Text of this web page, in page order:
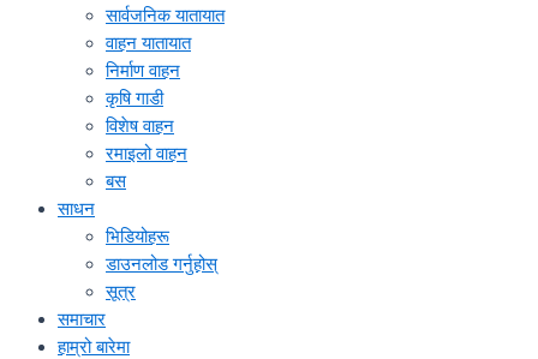
सार्वजनिक यातायात
वाहन यातायात
निर्माण वाहन
कृषि गाडी
विशेष वाहन
रमाइलो वाहन
बस
साधन
भिडियोहरू
डाउनलोड गर्नुहोस्
सूत्र
समाचार
हाम्रो बारेमा